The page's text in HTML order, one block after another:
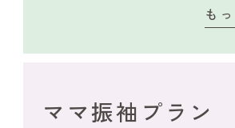
も
ママ振袖プラン